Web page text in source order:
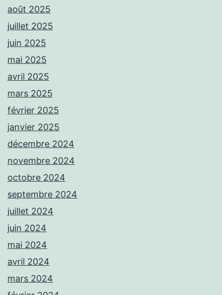
août 2025
juillet 2025
juin 2025
mai 2025
avril 2025
mars 2025
février 2025
janvier 2025
décembre 2024
novembre 2024
octobre 2024
septembre 2024
juillet 2024
juin 2024
mai 2024
avril 2024
mars 2024